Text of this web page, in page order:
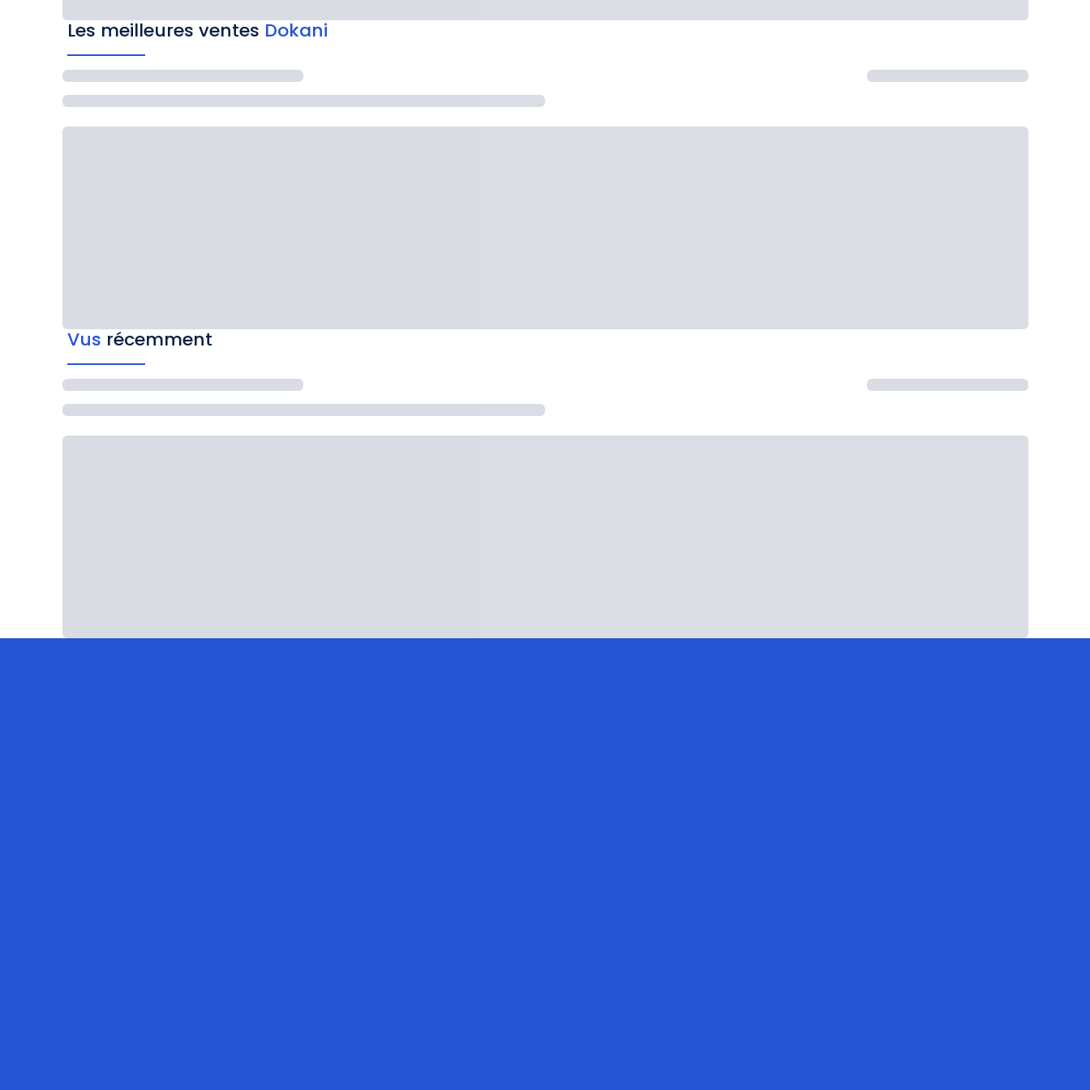
Les meilleures ventes Dokani
Vus récemment